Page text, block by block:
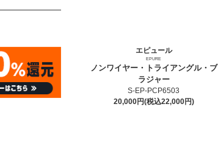
エピュール
EPURE
ノンワイヤー・トライアングル・ブ
ラジャー
S-EP-PCP6503
20,000円(税込22,000円)